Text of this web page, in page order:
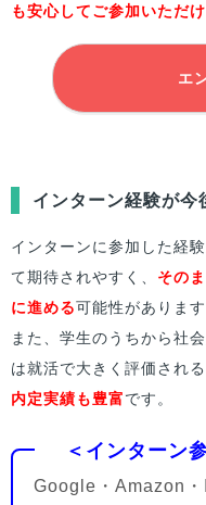
も安心してご参加いただけ
エ
インターン経験が今
インターンに参加した経
て期待されやすく、 その
に進める可能性があります
また、学生のうちから社
は就活で大きく評価される
内定実績も豊富です。
＜インターン
Google・Amazon